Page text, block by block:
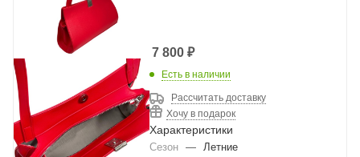
7 800 ₽
Есть в наличии
Рассчитать доставку
Хочу в подарок
Характеристики
Сезон —
Летние